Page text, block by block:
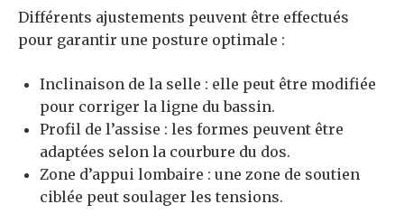
Différents ajustements peuvent être effectués
pour garantir une posture optimale :
Inclinaison de la selle : elle peut être modifiée
pour corriger la ligne du bassin.
Profil de l’assise : les formes peuvent être
adaptées selon la courbure du dos.
Zone d’appui lombaire : une zone de soutien
ciblée peut soulager les tensions.